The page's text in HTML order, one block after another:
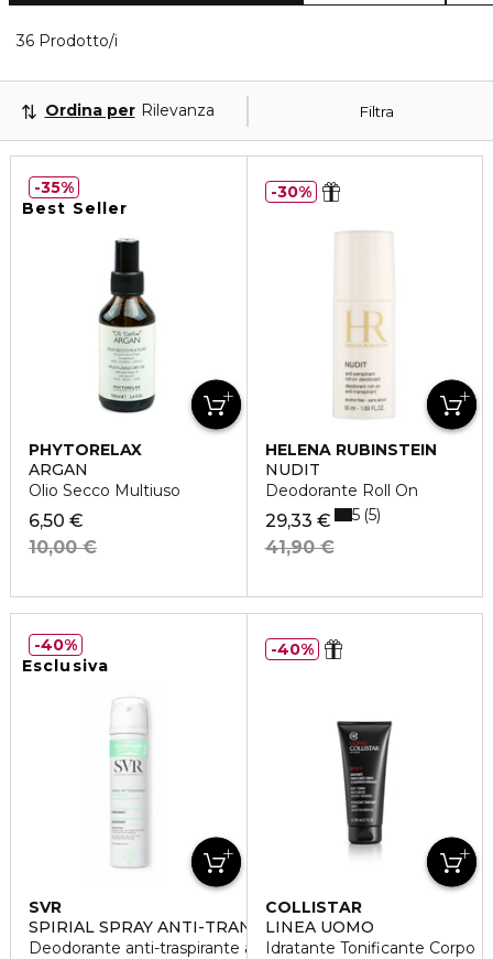
36 Prodotto/i
Filtra
Ordina per Rilevanza
Best Seller
PHYTORELAX
ARGAN
Olio Secco Multiuso
6,50 €
10,00 €
35%
HELENA RUBINSTEIN
NUDIT
Deodorante Roll On
29,33 €
41,90 €
5 5
30%
Esclusiva
SVR
SPIRIAL SPRAY ANTI-TRANSPIRANT
Deodorante anti-traspirante azione intensa 48h
40%
COLLISTAR
LINEA UOMO
Idratante Tonificante Corpo
40%